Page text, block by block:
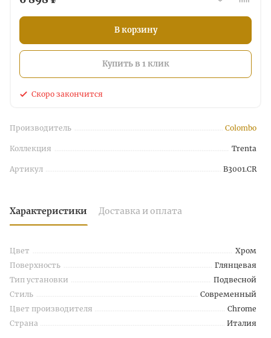
В корзину
Купить в 1 клик
Скоро закончится
Производитель Colombo
Коллекция Trenta
Артикул B3001.CR
Характеристики Доставка и оплата
Цвет
Хром
Поверхность
Глянцевая
Тип установки
Подвесной
Стиль
Современный
Цвет производителя
Chrome
Страна
Италия